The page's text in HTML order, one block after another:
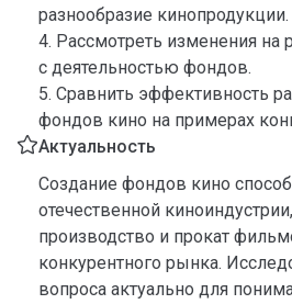
разнообразие кинопродукции.
4. Рассмотреть изменения на
с деятельностью фондов.
5. Сравнить эффективность
фондов кино на примерах
Актуальность
Создание фондов кино
отечественной
производство и прокат
конкурентного рынка.
вопроса актуально для